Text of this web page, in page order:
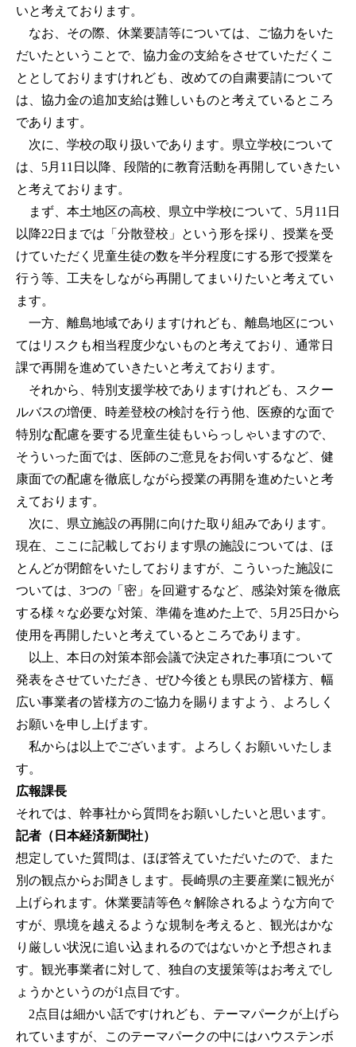
いと考えております。
なお、その際、休業要請等については、ご協力をいた
だいたということで、協力金の支給をさせていただくこ
ととしておりますけれども、改めての自粛要請について
は、協力金の追加支給は難しいものと考えているところ
であります。
次に、学校の取り扱いであります。県立学校について
は、5月11日以降、段階的に教育活動を再開していきたい
と考えております。
まず、本土地区の高校、県立中学校について、5月11日
以降22日までは「分散登校」という形を採り、授業を受
けていただく児童生徒の数を半分程度にする形で授業を
行う等、工夫をしながら再開してまいりたいと考えてい
ます。
一方、離島地域でありますけれども、離島地区につい
てはリスクも相当程度少ないものと考えており、通常日
課で再開を進めていきたいと考えております。
それから、特別支援学校でありますけれども、スクー
ルバスの増便、時差登校の検討を行う他、医療的な面で
特別な配慮を要する児童生徒もいらっしゃいますので、
そういった面では、医師のご意見をお伺いするなど、健
康面での配慮を徹底しながら授業の再開を進めたいと考
えております。
次に、県立施設の再開に向けた取り組みであります。
現在、ここに記載しております県の施設については、ほ
とんどが閉館をいたしておりますが、こういった施設に
ついては、3つの「密」を回避するなど、感染対策を徹底
する様々な必要な対策、準備を進めた上で、5月25日から
使用を再開したいと考えているところであります。
以上、本日の対策本部会議で決定された事項について
発表をさせていただき、ぜひ今後とも県民の皆様方、幅
広い事業者の皆様方のご協力を賜りますよう、よろしく
お願いを申し上げます。
私からは以上でございます。よろしくお願いいたしま
す。
広報課長
それでは、幹事社から質問をお願いしたいと思います。
記者（日本経済新聞社）
想定していた質問は、ほぼ答えていただいたので、また
別の観点からお聞きします。長崎県の主要産業に観光が
上げられます。休業要請等色々解除されるような方向で
すが、県境を越えるような規制を考えると、観光はかな
り厳しい状況に追い込まれるのではないかと予想されま
す。観光事業者に対して、独自の支援策等はお考えでし
ょうかというのが1点目です。
2点目は細かい話ですけれども、テーマパークが上げら
れていますが、このテーマパークの中にはハウステンボ